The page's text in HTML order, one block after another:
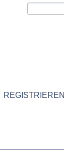
REGISTRIEREN